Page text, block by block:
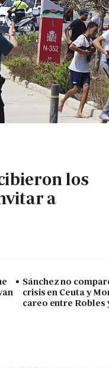
los
a
Sánchez no
crisis en Ceuta y
careo entre Robles